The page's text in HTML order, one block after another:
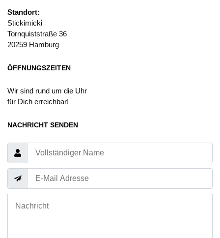
Standort:
Stickimicki
Tornquiststraße 36
20259 Hamburg
ÖFFNUNGSZEITEN
Wir sind rund um die Uhr
für Dich erreichbar!
NACHRICHT SENDEN